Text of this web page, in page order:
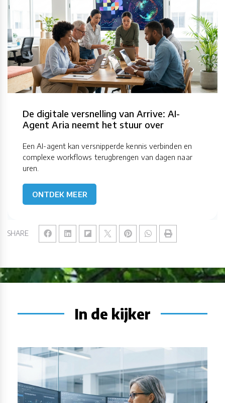
SHARE
De digitale versnelling van Arrive: AI-
Agent Aria neemt het stuur over
Een AI-agent kan versnipperde kennis verbinden en
complexe workflows terugbrengen van dagen naar
uren.
ONTDEK MEER
In de kijker